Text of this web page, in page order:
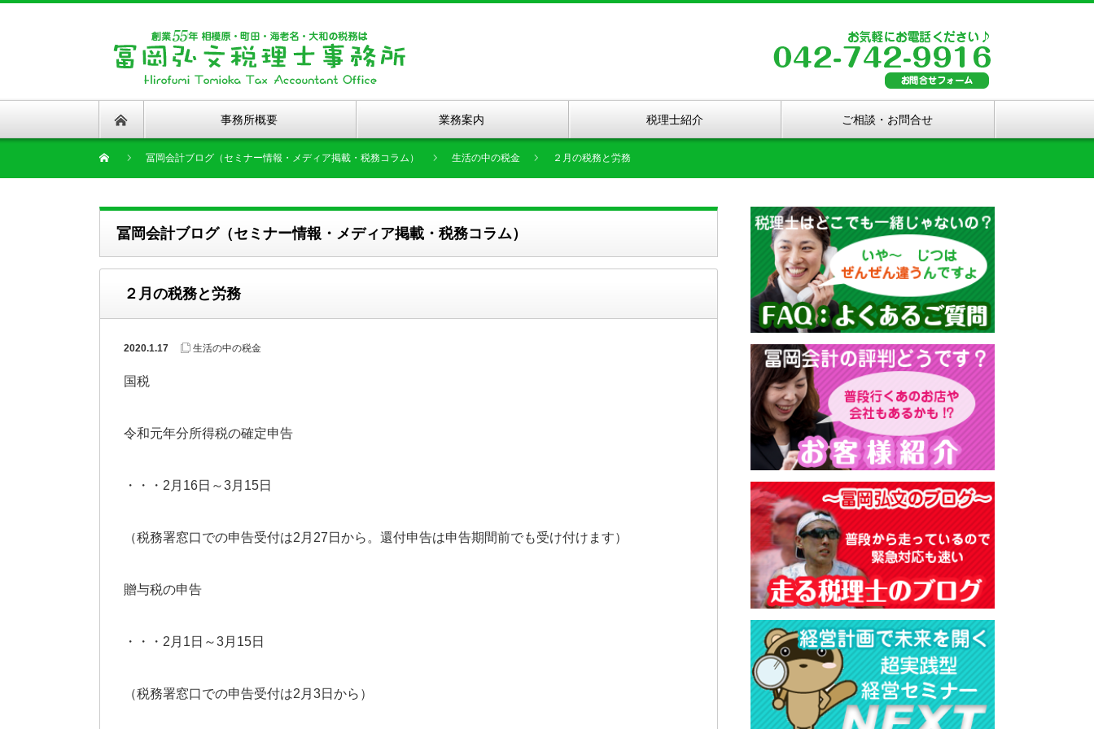
事務所概要 業務案内 税理士紹介 ご相談・お問合せ
冨岡会計ブログ（セミナー情報・メディア掲載・税務コラム） 生活の中の税金 ２月の税務と労務
冨岡会計ブログ（セミナー情報・メディア掲載・税務コラム）
２月の税務と労務
2020.1.17 生活の中の税金
国税
令和元年分所得税の確定申告
・・・2月16日～3月15日
（税務署窓口での申告受付は2月27日から。還付申告は申告期間前でも受け付けます）
贈与税の申告
・・・2月1日～3月15日
（税務署窓口での申告受付は2月3日から）